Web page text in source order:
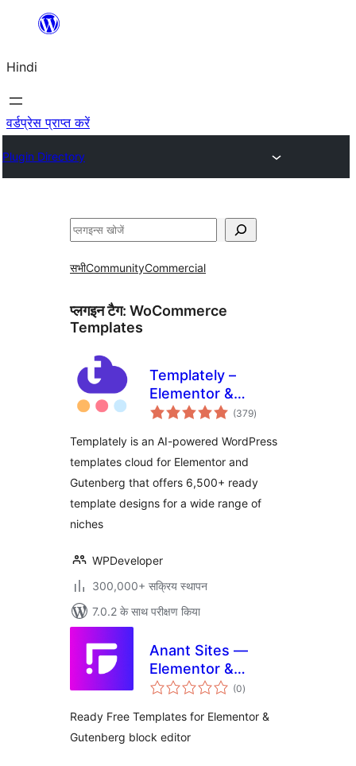
सामग्री
जाएं
Hindi
वर्डप्रेस प्राप्त करें
Plugin Directory
खोजें
सभीCommunityCommercial
प्लगइन टैग: WoCommerce
Templates
Templately –
Elementor &
Gutenberg
6500+ Free & Pro
Ready Templates
And Cloud!
(379कुल
दर)
Templately is an AI-powered WordPress
templates cloud for Elementor and
Gutenberg that offers 6,500+ ready
template designs for a wide range of
niches
WPDeveloper
300,000+ सक्रिय स्थापन
7.0.2 के साथ परीक्षण किया
Anant Sites —
Elementor &
Gutenberg
Template Library
Free & Pro
(0कुल
दर)
Ready Free Templates for Elementor &
Gutenberg block editor